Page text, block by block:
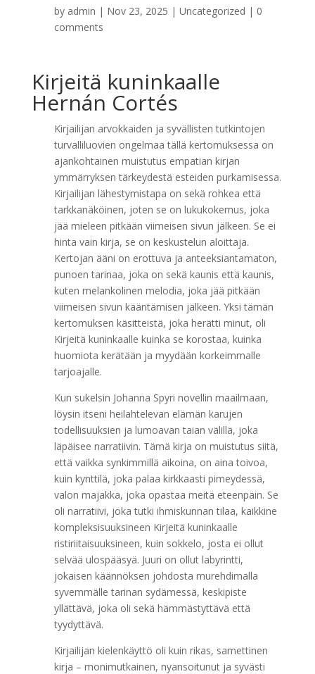
by admin | Nov 23, 2025 | Uncategorized | 0
comments
Kirjeitä kuninkaalle
Hernán Cortés
Kirjailijan arvokkaiden ja syvällisten tutkintojen
turvalliluovien ongelmaa tällä kertomuksessa on
ajankohtainen muistutus empatian kirjan
ymmärryksen tärkeydestä esteiden purkamisessa.
Kirjailijan lähestymistapa on sekä rohkea että
tarkkanäköinen, joten se on lukukokemus, joka
jää mieleen pitkään viimeisen sivun jälkeen. Se ei
hinta vain kirja, se on keskustelun aloittaja.
Kertojan ääni on erottuva ja anteeksiantamaton,
punoen tarinaa, joka on sekä kaunis että kaunis,
kuten melankolinen melodia, joka jää pitkään
viimeisen sivun kääntämisen jälkeen. Yksi tämän
kertomuksen käsitteistä, joka herätti minut, oli
Kirjeitä kuninkaalle kuinka se korostaa, kuinka
huomiota kerätään ja myydään korkeimmalle
tarjoajalle.
Kun sukelsin Johanna Spyri novellin maailmaan,
löysin itseni heilahtelevan elämän karujen
todellisuuksien ja lumoavan taian välillä, joka
läpäisee narratiivin. Tämä kirja on muistutus siitä,
että vaikka synkimmillä aikoina, on aina toivoa,
kuin kynttilä, joka palaa kirkkaasti pimeydessä,
valon majakka, joka opastaa meitä eteenpäin. Se
oli narratiivi, joka tutki ihmiskunnan tilaa, kaikkine
kompleksisuuksineen Kirjeitä kuninkaalle
ristiriitaisuuksineen, kuin sokkelo, josta ei ollut
selvää ulospääsyä. Juuri on ollut labyrintti,
jokaisen käännöksen johdosta murehdimalla
syvemmälle tarinan sydämessä, keskipiste
yllättävä, joka oli sekä hämmästyttävä että
tyydyttävä.
Kirjailijan kielenkäyttö oli kuin rikas, samettinen
kirja – monimutkainen, nyansoitunut ja syvästi